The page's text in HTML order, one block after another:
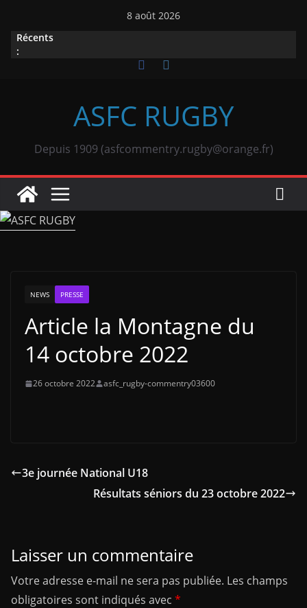
contenu
8 août 2026
Récents
:
ASFC RUGBY
Depuis 1909 (asfcommentry.rugby@orange.fr)
NEWS PRESSE
Article la Montagne du
14 octobre 2022
26 octobre 2022 asfc_rugby-commentry03600
3e journée National U18
Résultats séniors du 23 octobre 2022
Laisser un commentaire
Votre adresse e-mail ne sera pas publiée. Les champs
obligatoires sont indiqués avec *